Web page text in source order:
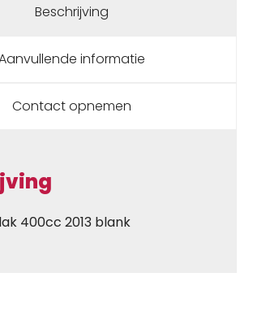
Beschrijving
informatie
Contact opnemen
400cc 2013 blank